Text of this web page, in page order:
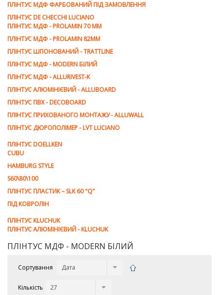
ПЛІНТУС МДФ ФАРБОВАНИЙ ПІД ЗАМОВЛЕННЯ
ПЛІНТУС DE CHEСCHI LUCIANO
ПЛІНТУС МДФ - PROLAMIN 70 MM
ПЛІНТУС МДФ - PROLAMIN 82ММ
ПЛІНТУС ШПОНОВАНИЙ - TRATTLINE
ПЛІНТУС МДФ - MODERN БІЛИЙ
ПЛІНТУС МДФ - ALLURIVEST-K
ПЛІНТУС АЛЮМІНІЄВИЙ - ALLUBOARD
ПЛІНТУС ПВХ - DECOBOARD
ПЛІНТУС ПРИХОВАНОГО МОНТАЖУ - ALLUWALL
ПЛІНТУС ДЮРОПОЛІМЕР - LVT LUCIANO
ПЛІНТУС DOELLKEN
CUBU
HAMBURG STYLE
S60\80\100
ПЛІНТУС ПЛАСТИК – SLK 60 "Q"
ПІД КОВРОЛІН
ПЛІНТУС KLUCHUK
ПЛІНТУС АЛЮМІНІЄВИЙ - KLUCHUK
ПЛІНТУС МДФ - MODERN БІЛИЙ
Сортування
Кількість